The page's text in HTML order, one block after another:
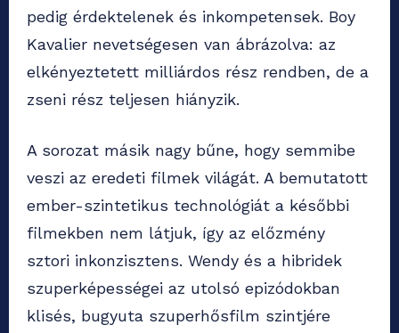
pedig érdektelenek és inkompetensek. Boy
Kavalier nevetségesen van ábrázolva: az
elkényeztetett milliárdos rész rendben, de a
zseni rész teljesen hiányzik.
A sorozat másik nagy bűne, hogy semmibe
veszi az eredeti filmek világát. A bemutatott
ember-szintetikus technológiát a későbbi
filmekben nem látjuk, így az előzmény
sztori inkonzisztens. Wendy és a hibridek
szuperképességei az utolsó epizódokban
klisés, bugyuta szuperhősfilm szintjére